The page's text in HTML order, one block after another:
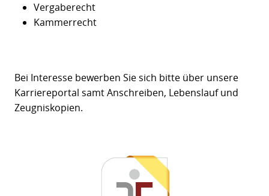
Vergaberecht
Kammerrecht
Bei Interesse bewerben Sie sich bitte über unsere
Karriereportal samt Anschreiben, Lebenslauf und
Zeugniskopien.